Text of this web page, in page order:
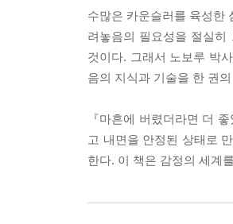
수많은 카운슬러를 육성한
려놓음의 필요성을 절실
것이다. 그래서 노보루 박
음의 지식과 기술을 한 권
『마흔에 버렸더라면 더
고 내면을 안정된 상태로
한다. 이 책은 감정의 세계